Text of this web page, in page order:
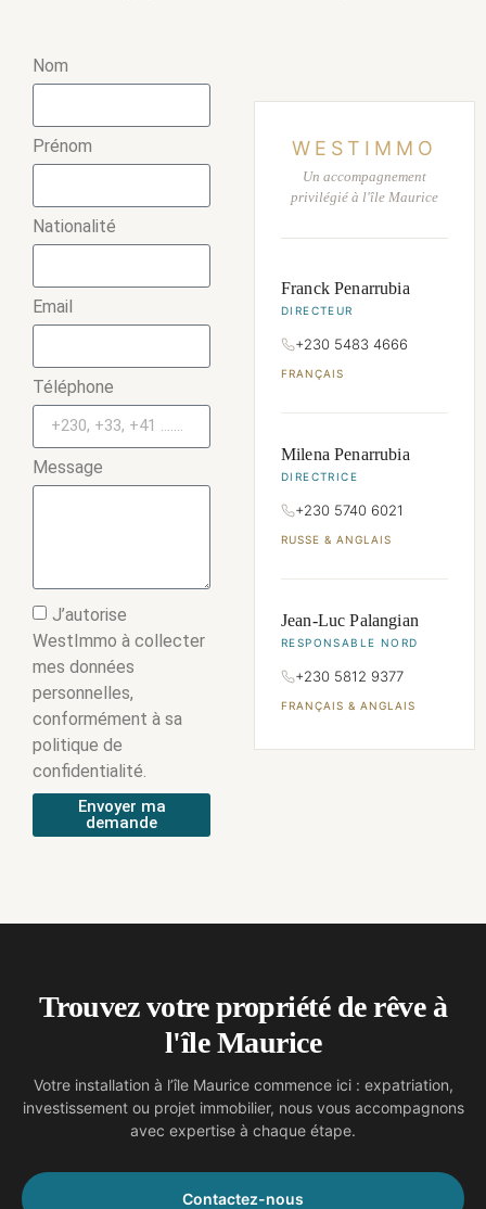
Nom
Prénom
Nationalité
Email
Téléphone
Message
J’autorise
WestImmo à collecter
mes données
personnelles,
conformément à sa
politique de
confidentialité.
Envoyer ma
demande
WESTIMMO
Un accompagnement
privilégié à l'île Maurice
Franck Penarrubia
DIRECTEUR
+230 5483 4666
FRANÇAIS
Milena Penarrubia
DIRECTRICE
+230 5740 6021
RUSSE & ANGLAIS
Jean-Luc Palangian
RESPONSABLE NORD
+230 5812 9377
FRANÇAIS & ANGLAIS
Trouvez votre propriété de rêve à
l'île Maurice
Votre installation à l’île Maurice commence ici : expatriation,
investissement ou projet immobilier, nous vous accompagnons
avec expertise à chaque étape.
Contactez-nous